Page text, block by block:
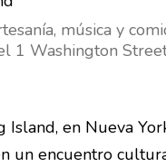
música y
Washington
en Nueva
un encuentro